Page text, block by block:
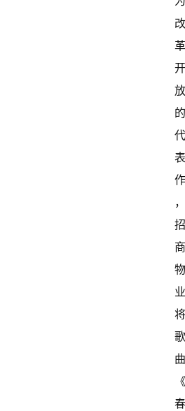
改
革
开
放
的
代
表
作
，
招
商
物
业
将
歌
曲
《
春